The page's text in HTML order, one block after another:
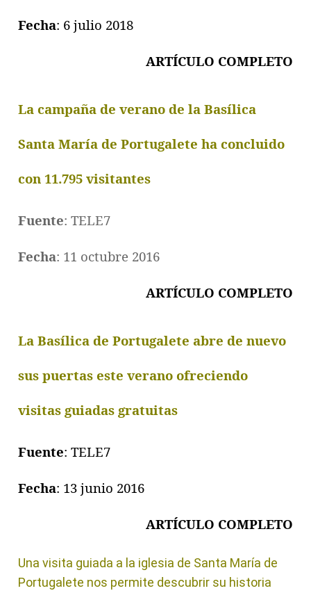
Fecha: 6 julio 2018
ARTÍCULO COMPLETO
La campaña de verano de la Basílica
Santa María de Portugalete ha concluido
con 11.795 visitantes
Fuente: TELE7
Fecha: 11 octubre 2016
ARTÍCULO COMPLETO
La Basílica de Portugalete abre de nuevo
sus puertas este verano ofreciendo
visitas guiadas gratuitas
Fuente: TELE7
Fecha: 13 junio 2016
ARTÍCULO COMPLETO
Una visita guiada a la iglesia de Santa María de
Portugalete nos permite descubrir su historia